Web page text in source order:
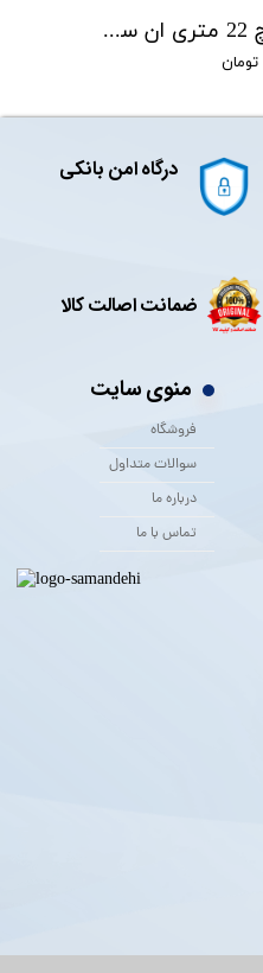
پمپ کفکش 1/4 1 اینچ 22 متری ان سی NC مدل NCL.22.4.1
منوی سایت
فروشگاه
سوالات متداول
درباره ما
تماس با ما
درگاه امن بانکی
ضمانت اصالت کالا